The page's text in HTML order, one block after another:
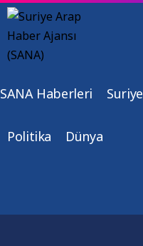
SANA Haberleri Suriye
Politika Dünya